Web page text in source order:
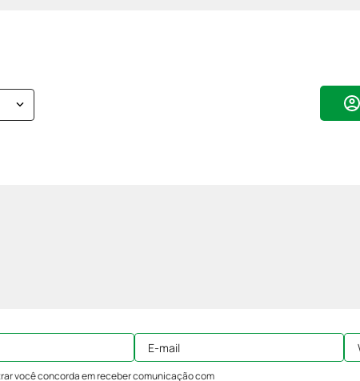
você concorda em receber comunicação com